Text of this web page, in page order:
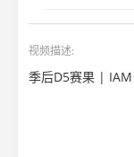
视频描述:
季后D5赛果 |